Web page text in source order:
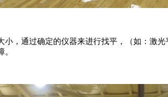
通过确定的仪器来进行找平，（如：激